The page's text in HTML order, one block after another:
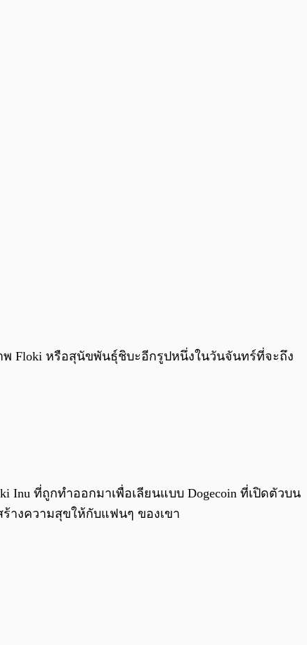
0:00 / 0:00
พ Floki หรือสุนัขพันธุ์ชิบะอีกรูปหนึ่งในวันจันทร์ที่จะถึง
Inu ที่ถูกทำออกมาเพื่อเลียนแบบ Dogecoin ที่เปิดตัวบน
ร้างความสุขให้กับแฟนๆ ของเขา